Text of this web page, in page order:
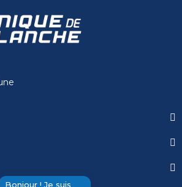
Bonjour ! Je suis